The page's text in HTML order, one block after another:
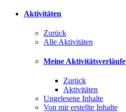
Aktivitäten
Zurück
Alle Aktivitäten
Meine Aktivitätsverläufe
Zurück
Aktivitäten
Ungelesene Inhalte
Von mir erstellte Inhalte